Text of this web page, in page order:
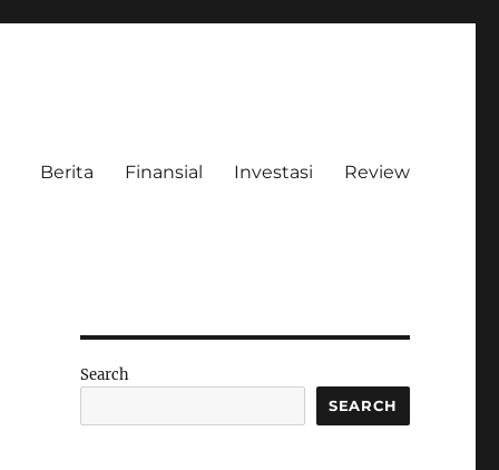
Berita Finansial Investasi Review
Search
SEARCH